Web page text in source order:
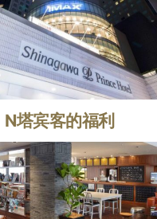
N塔宾客的福利